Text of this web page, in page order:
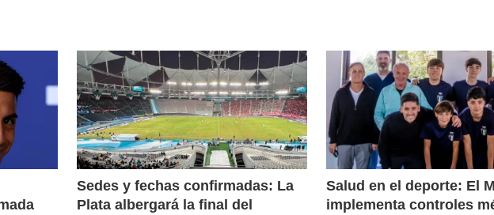
Sedes y fechas confirmadas: La
Plata albergará la final del
Salud en el deporte: El
implementa controles